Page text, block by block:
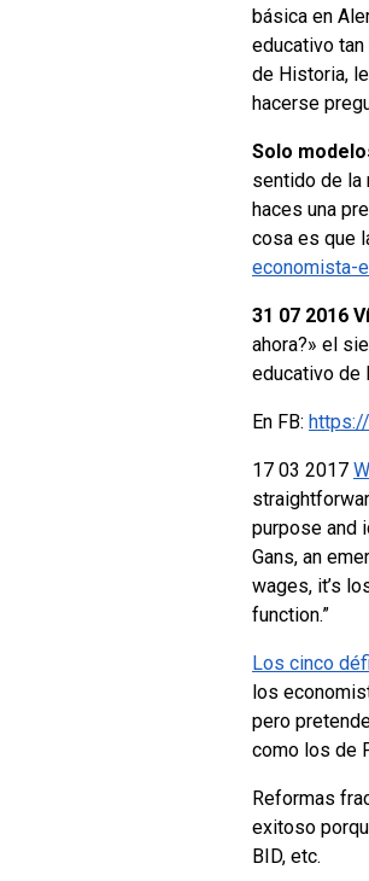
básica en
educativo
de Historia,
hacerse
Solo
sentido de la
haces una
cosa es que
economista-
31 07 2016
ahora?» el
educativo de
En FB:
17 03 2017
purpose and
Gans, an
wages, it’s
function.”
Los cinco
los
pero
como los de
Reformas
exitoso
BID, etc.